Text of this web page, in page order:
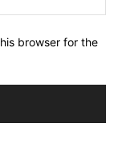
browser for the